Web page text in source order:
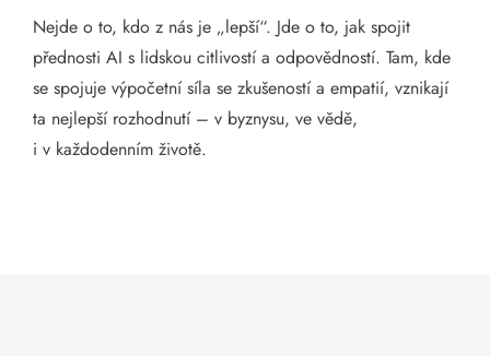
Nejde o to, kdo z nás je „lepší“. Jde o to, jak spojit
přednosti AI s lidskou citlivostí a odpovědností. Tam, kde
se spojuje výpočetní síla se zkušeností a empatií, vznikají
ta nejlepší rozhodnutí – v byznysu, ve vědě,
i v každodenním životě.